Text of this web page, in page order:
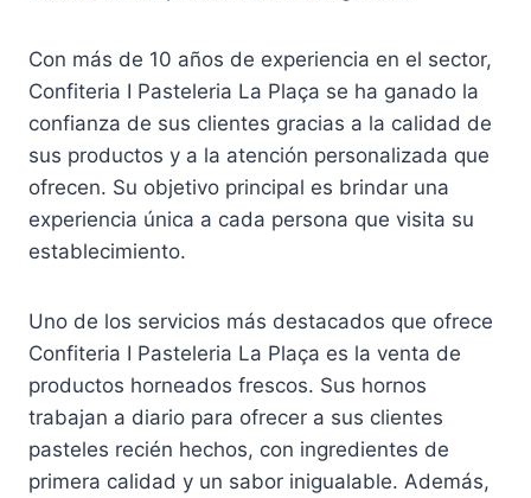
Con más de 10 años de experiencia en el sector,
Confiteria I Pasteleria La Plaça se ha ganado la
confianza de sus clientes gracias a la calidad de
sus productos y a la atención personalizada que
ofrecen. Su objetivo principal es brindar una
experiencia única a cada persona que visita su
establecimiento.
Uno de los servicios más destacados que ofrece
Confiteria I Pasteleria La Plaça es la venta de
productos horneados frescos. Sus hornos
trabajan a diario para ofrecer a sus clientes
pasteles recién hechos, con ingredientes de
primera calidad y un sabor inigualable. Además,